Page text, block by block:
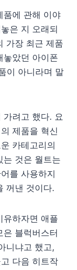
품에 관해 이야
은 지 오래되
가장 최근 제품
놓았던 아이폰
이 아니라며 말
가려고 했다. 요
제품을 혁신
카테고리의
는 것은 월트는
를 사용하지
꺼낸 것이다.
유하자면 애플
블럭버스터
니냐고 했고,
다음 히트작